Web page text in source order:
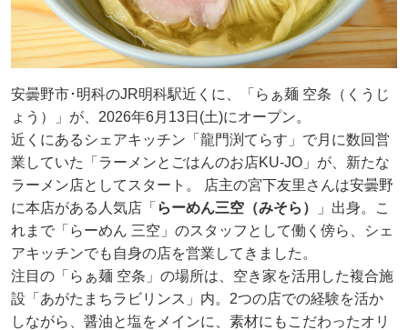
安曇野市･明科のJR明科駅近くに、「らぁ麺 空条（くうじ
ょう）」が、2026年6月13日(土)にオープン。
近くにあるシェアキッチン「龍門渕てらす」で月に数回営
業していた「ラーメンとごはんのお店KU-JO」が、新たな
ラーメン店としてスタート。 店主の宮下友里さんは安曇野
に本店がある人気店「 らーめん三空（みそら）
」出身。こ
れまで「らーめん 三空」のスタッフとして働く傍ら、シェ
アキッチンでも自身の店を営業してきました。
注目の「らぁ麺 空条」の場所は、空き家を活用した複合施
設「あがたまちラビリンス」内。2つの店での経験を活か
しながら、醤油と塩をメインに、素材にもこだわったオリ